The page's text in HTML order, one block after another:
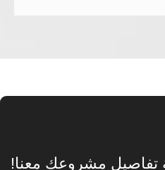
تفاصيل مشروعك معنا!